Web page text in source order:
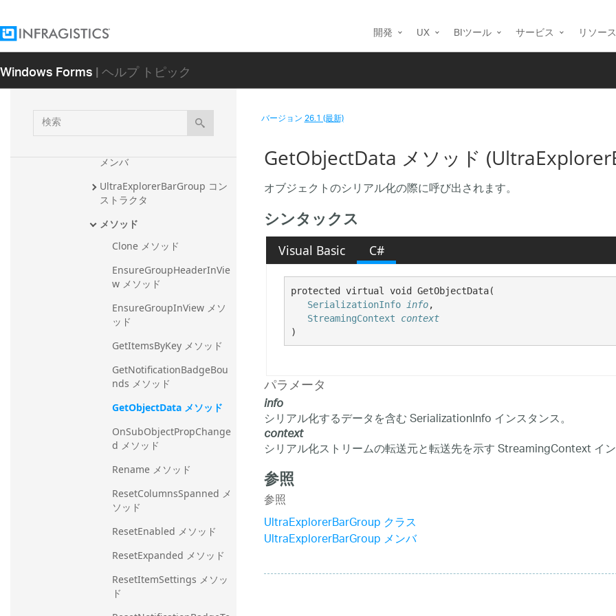
開発 UX BIツール サービス リソース
Windows Forms| ヘルプ トピック
検
索
rol
UltraExplorerBarEmbeddableE
ditorOwner
UltraExplorerBarEventManager
UltraExplorerBarGroup
概要
メンバ
UltraExplorerBarGroup コン
ストラクタ
メソッド
Clone メソッド
EnsureGroupHeaderInVie
w メソッド
EnsureGroupInView メソ
ッド
GetItemsByKey メソッド
GetNotificationBadgeBou
nds メソッド
GetObjectData メソッド
OnSubObjectPropChange
d メソッド
Rename メソッド
ResetColumnsSpanned メ
ソッド
ResetEnabled メソッド
ResetExpanded メソッド
ResetItemSettings メソッ
ド
バージョン26.1 (最新)
GetObjectData メソッド
オブジェクトのシリアル化の際に呼び出されます。
シンタックス
Visual Basic C#
protected virtual void GetObjectData(
SerializationInfo
info,
StreamingContext
context
)
パラメータ
info
シリアル化するデータを含む SerializationInfo インスタンス。
context
シリアル化ストリームの転送元と転送先を示す StreamingContext イン
参照
参照
UltraExplorerBarGroup クラス
UltraExplorerBarGroup メンバ